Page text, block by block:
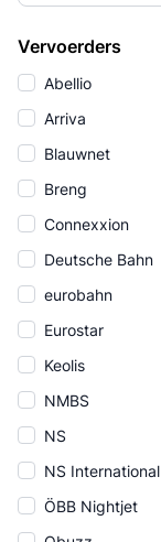
Vervoerders
Abellio
Arriva
Blauwnet
Breng
Connexxion
Deutsche Bahn
eurobahn
Eurostar
Keolis
NMBS
NS
NS International
ÖBB Nightjet